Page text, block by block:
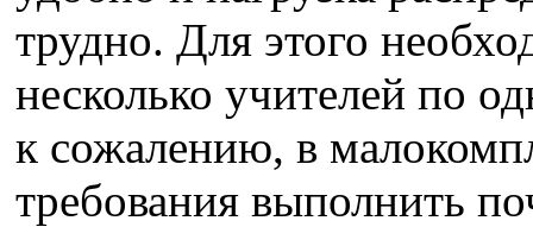
трудно. Для этого
несколько учителей по
к сожалению, в
требования выполнить